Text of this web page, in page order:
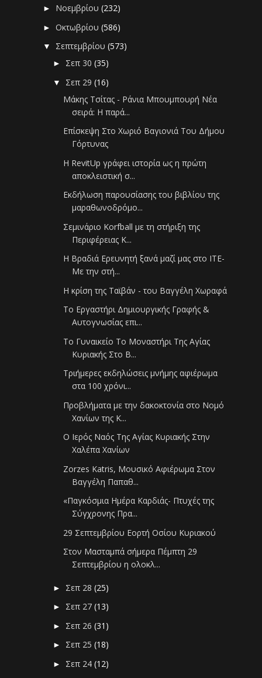
► Νοεμβρίου(232)
►Οκτωβρίου(586)
▼ Σεπτεμβρίου(573)
► Σεπ 30(35)
▼ Σεπ 29(16)
Μάκης Τσίτας - Ράνια Μπουμπουρή Νέα
σειρά: Η παρά...
Επίσκεψη Στο Χωριό Βαγιονιά Του Δήμου
Γόρτυνας
Η RevitUp γράφει ιστορία ως η πρώτη
αποκλειστική σ...
Εκδήλωση παρουσίασης του βιβλίου της
μαραθωνοδρόμο...
Σεμινάριο Korfball με τη στήριξη της
Περιφέρειας Κ...
Η Βραδιά Ερευνητή ξανά μαζί μας στο ΙΤΕ-
Με την στή...
Η κρίση της Ταϊβάν - του Βαγγέλη Χωραφά
Το Εργαστήρι Δημιουργικής Γραφής &
Αυτογνωσίας επι...
Το Γυναικείο Το Μοναστήρι Της Αγίας
Κυριακής Στο Β...
Τριήμερες εκδηλώσεις μνήμης αφιέρωμα
στα 100 χρόνι...
Προβλήματα με την δακοκτονία στο Νομό
Χανίων της Κ...
Ο Ιερός Ναός Της Αγίας Κυριακής Στην
Χαλέπα Χανίων
Zorzes Katris, Μουσικό Αφιέρωμα Στον
Βαγγέλη Παπαθ...
«Παγκόσμια Ημέρα Καρδιάς- Πτυχές της
Σύγχρονης Πρα...
29 Σεπτεμβρίου Εορτή Οσίου Κυριακού
Στον Μασταμπά σήμερα Πέμπτη 29
Σεπτεμβρίου η ολοκλ...
► Σεπ 28(25)
► Σεπ 27(13)
► Σεπ 26(31)
► Σεπ 25(18)
► Σεπ 24(12)